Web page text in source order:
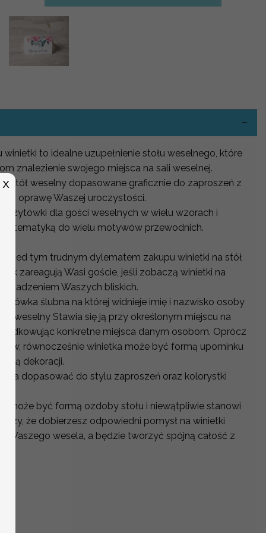
to idealne uzupełnienie stołu weselnego, które
znalezienie swojego miejsca na sali weselnej.
stół weselny dopasowane graficznie do zaproszeń z
oprawę Waszej uroczystości.
wizytówki dla gości weselnych w wielu wzorach i
tematyką do wielu motywów przewodnich.
przed tym trudnym dylematem zakupu winietki na stół
jak zareagują Wasi goście, jeśli zobaczą winietki na
usadzeniem Waszych bliskich.
ślubna na której widnieje imię i nazwisko osoby
weselny Stawia się ją przy określonym miejscu na
konkretne miejsca danym osobom. Oprócz
równocześnie winietka może być formą upominku
dekoracji.
dopasować do stylu zaproszeń oraz kolorystki
może być formą ozdoby stołu i niewątpliwie stanowi
że dobierzesz odpowiedni pomysł na winietki
Waszego wesela, a będzie tworzyć spójną całość z
X